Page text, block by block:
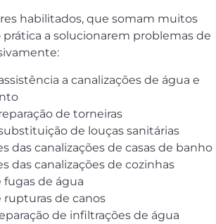
habilitados, que somam muitos
prática a solucionarem problemas de
a canalizações de água e
de torneiras
de louças sanitárias
das canalizações de casas de banho
das canalizações de cozinhas
fugas de água
rupturas de canos
de infiltrações de água